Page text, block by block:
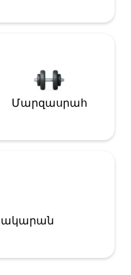
Մարզասրահ